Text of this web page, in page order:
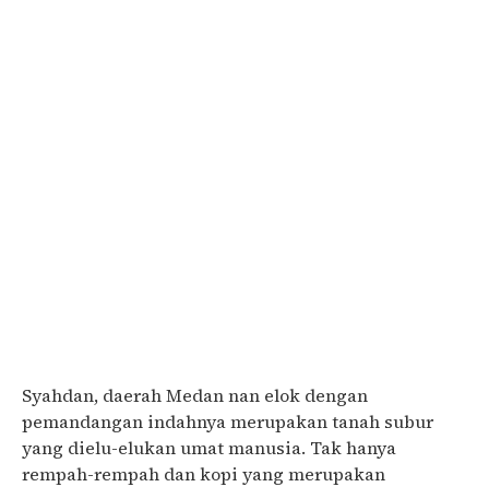
Syahdan, daerah Medan nan elok dengan
pemandangan indahnya merupakan tanah subur
yang dielu-elukan umat manusia. Tak hanya
rempah-rempah dan kopi yang merupakan